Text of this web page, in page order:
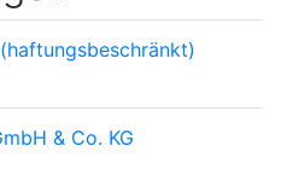
& Co. KG